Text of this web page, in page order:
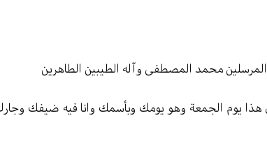
محمد المصطفى وآله الطيبين الطاهرين
هذا يوم الجمعة وهو يومك وبأسمك وانا فيه ضيفك